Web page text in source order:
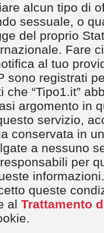
alcun tipo di
sessuale, o
del proprio
Fare
al tuo
sono registrati
che “Tipo1.it”
argomento in
servizio,
conservata in
a nessuno
per
informazioni.
queste
al Trattamento